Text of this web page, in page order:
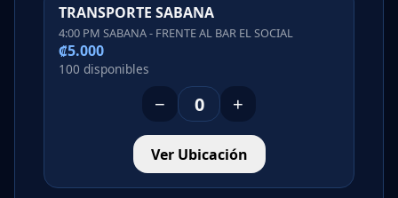
TRANSPORTE SABANA
4:00 PM SABANA - FRENTE AL BAR EL SOCIAL
₡5.000
100 disponibles
− +
Ver Ubicación